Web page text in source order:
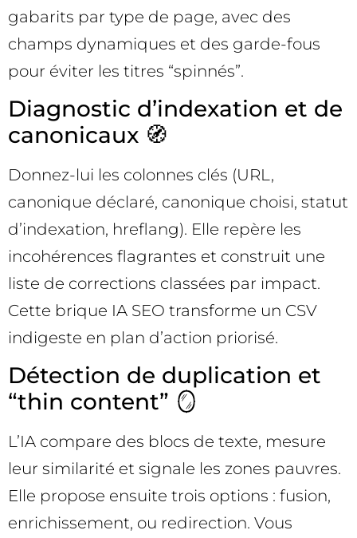
gabarits par type de page, avec des
champs dynamiques et des garde-fous
pour éviter les titres “spinnés”.
Diagnostic d’indexation et de
canonicaux 🧭
Donnez-lui les colonnes clés (URL,
canonique déclaré, canonique choisi, statut
d’indexation, hreflang). Elle repère les
incohérences flagrantes et construit une
liste de corrections classées par impact.
Cette brique IA SEO transforme un CSV
indigeste en plan d’action priorisé.
Détection de duplication et
“thin content” 🪞
L’IA compare des blocs de texte, mesure
leur similarité et signale les zones pauvres.
Elle propose ensuite trois options : fusion,
enrichissement, ou redirection. Vous